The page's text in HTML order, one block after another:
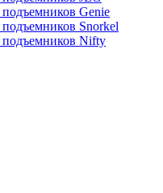
Genie
Snorkel
подъемников Nifty